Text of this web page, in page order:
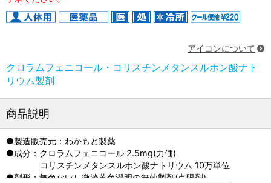
アイコンについて
クロラムフェニコール・コリスチンメタンスルホン酸ナト
リウム製剤
商品説明
●製造販売元：わかもと製薬
●成分：クロラムフェニコール 2.5mg(力価)
コリスチンメタンスルホン酸ナトリウム 10万単位
●剤形：無色ないし微淡黄色澄明の無菌製剤(点眼剤)